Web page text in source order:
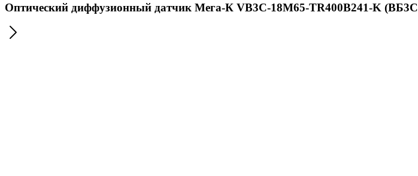
Оптический диффузионный датчик Мега-К VB3C-18M65-TR400B241-K